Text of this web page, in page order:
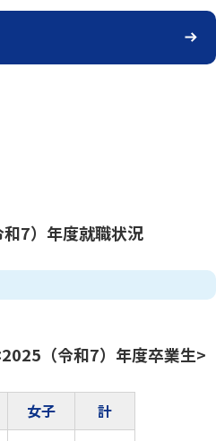
7）年度就職状況
（令和7）年度卒業生>
女子
計